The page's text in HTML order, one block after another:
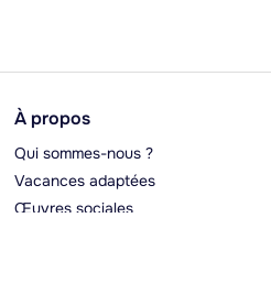
À propos
Qui sommes-nous ?
Vacances adaptées
Œuvres sociales